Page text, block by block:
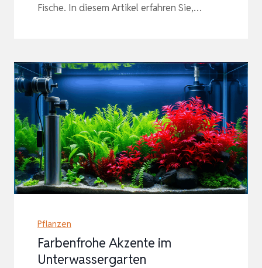
Fische. In diesem Artikel erfahren Sie,…
Pflanzen
Farbenfrohe Akzente im
Unterwassergarten